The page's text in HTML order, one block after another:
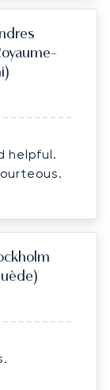
helpful.